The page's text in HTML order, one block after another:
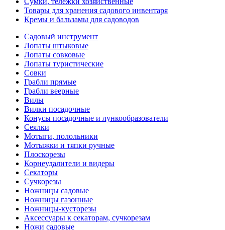
Товары для хранения садового инвентаря
Кремы и бальзамы для садоводов
Садовый инструмент
Лопаты штыковые
Лопаты совковые
Лопаты туристические
Совки
Грабли прямые
Грабли веерные
Вилы
Вилки посадочные
Конусы посадочные и лункообразователи
Сеялки
Мотыги, полольники
Мотыжки и тяпки ручные
Плоскорезы
Корнеудалители и видеры
Секаторы
Сучкорезы
Ножницы садовые
Ножницы газонные
Ножницы-кусторезы
Аксессуары к секаторам, сучкорезам
Ножи садовые